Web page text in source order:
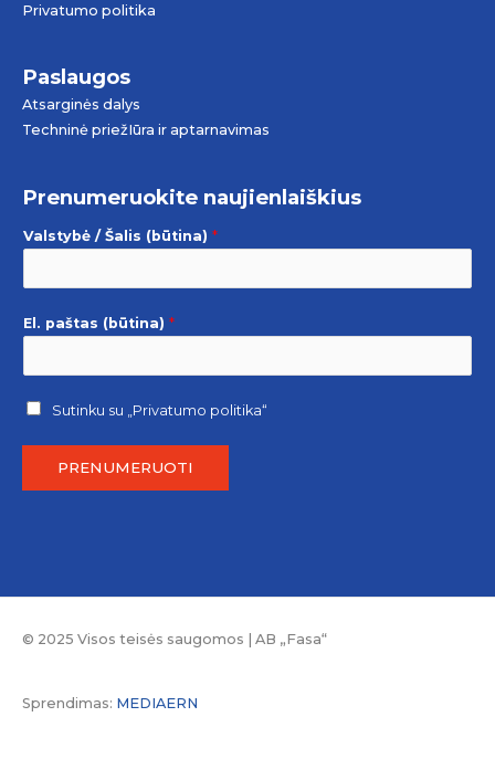
Privatumo politika
Paslaugos
Atsarginės dalys
Techninė priežIūra ir aptarnavimas
Prenumeruokite naujienlaiškius
Valstybė / Šalis (būtina) *
El. paštas (būtina) *
Sutinku su „Privatumo politika“
PRENUMERUOTI
© 2025 Visos teisės saugomos | AB „Fasa“
Sprendimas: MEDIAERN